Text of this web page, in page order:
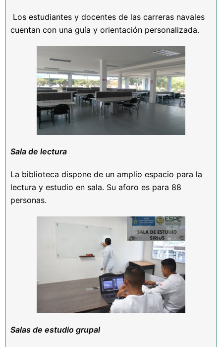
Los estudiantes y docentes de las carreras navales
cuentan con una guía y orientación personalizada.
Sala de lectura
La biblioteca dispone de un amplio espacio para la
lectura y estudio en sala. Su aforo es para 88
personas.
Salas de estudio grupal